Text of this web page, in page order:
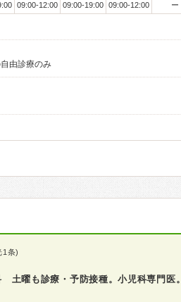
09:00-12:00 09:00-19:00 09:00-12:00 ー
由診療のみ
1条)
曜も診療・予防接種。小児科専門医。